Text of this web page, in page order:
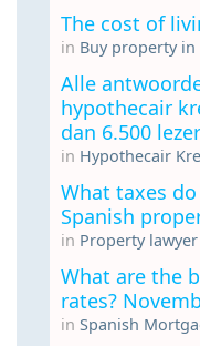
The cost of
in Buy property in
Alle
hypothecair
dan 6.500
in Hypothecair
What taxes
Spanish
in Property
What are the
rates?
in Spanish